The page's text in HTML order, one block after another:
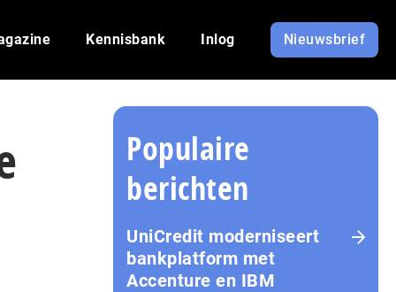
Kennisbank Inlog Nieuwsbrief
Populaire
berichten
UniCredit moderniseert
bankplatform met
Accenture en IBM